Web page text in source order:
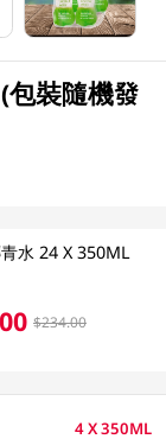
包裝隨機發
水 24 X 350ML
$234.00
4 X 350ML